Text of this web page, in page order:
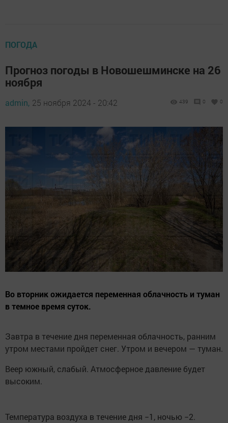
ПОГОДА
Прогноз погоды в Новошешминске на 26
ноября
admin, 25 ноября 2024 - 20:42 439 0 0
Во вторник ожидается переменная облачность и туман
в темное время суток.
Завтра в течение дня переменная облачность, ранним
утром местами пройдет снег. Утром и вечером — туман.
Веер южный, слабый. Атмосферное давление будет
высоким.
Температура воздуха в течение дня −1, ночью −2.